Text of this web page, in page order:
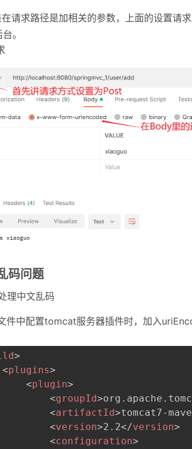
请求路径是加相关的参数，上面的设置请
。
码问题
理中文乱码
件中配置tomcat服务器插件时，加入
>
<plugins>
<plugin>
<groupId>
<artifactId>tomcat7-
<version>2.2</version>
<configuration>